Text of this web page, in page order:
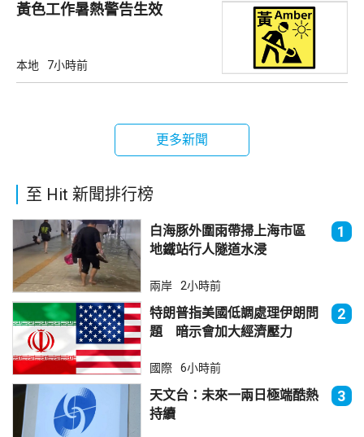
黃色工作暑熱警告生效
本地 7小時前
更多新聞
至 Hit 新聞排行榜
白海豚外圍雨帶掃上海市區
地鐵站行人隧道水浸
1
兩岸 2小時前
特朗普指美國低調處理伊朗問
題 暗示會加大經濟壓力
2
國際 6小時前
天文台：未來一兩日極端酷熱
持續
3